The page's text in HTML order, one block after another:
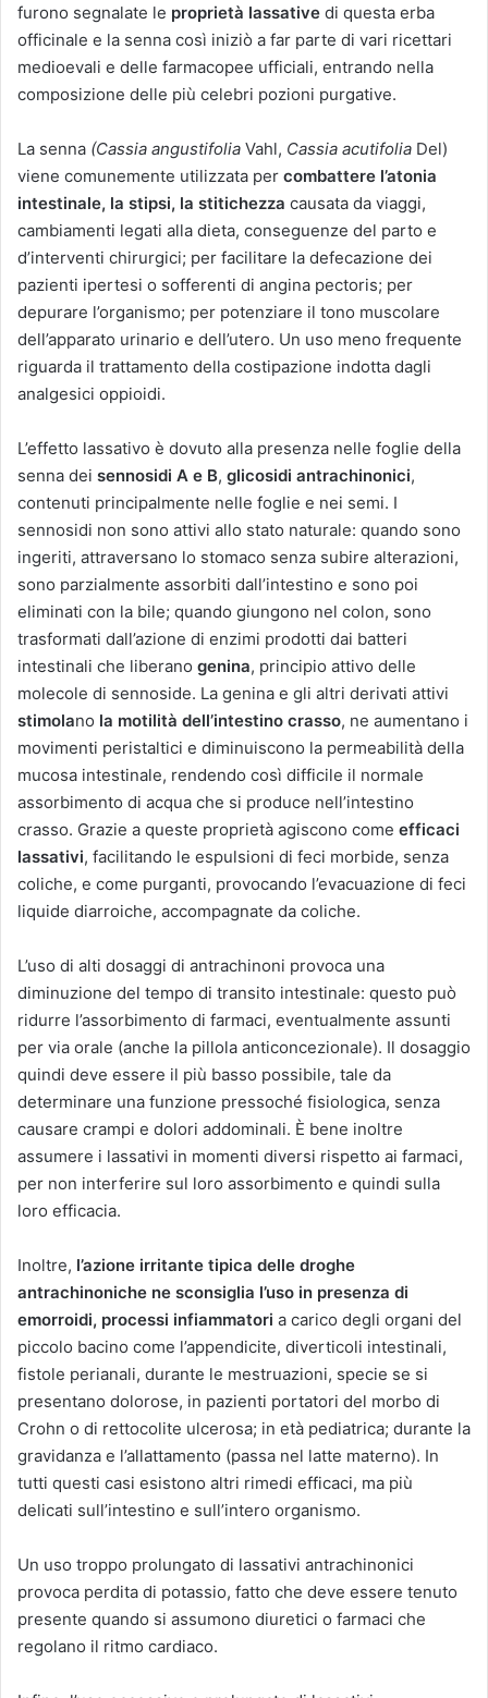
furono segnalate le proprietà lassative di questa erba
officinale e la senna così iniziò a far parte di vari ricettari
medioevali e delle farmacopee ufficiali, entrando nella
composizione delle più celebri pozioni purgative.
La senna (Cassia angustifolia Vahl, Cassia acutifolia Del)
viene comunemente utilizzata per combattere l’atonia
intestinale, la stipsi, la stitichezza causata da viaggi,
cambiamenti legati alla dieta, conseguenze del parto e
d’interventi chirurgici; per facilitare la defecazione dei
pazienti ipertesi o sofferenti di angina pectoris; per
depurare l’organismo; per potenziare il tono muscolare
dell’apparato urinario e dell’utero. Un uso meno frequente
riguarda il trattamento della costipazione indotta dagli
analgesici oppioidi.
L’effetto lassativo è dovuto alla presenza nelle foglie della
senna dei sennosidi A e B, glicosidi antrachinonici,
contenuti principalmente nelle foglie e nei semi. I
sennosidi non sono attivi allo stato naturale: quando sono
ingeriti, attraversano lo stomaco senza subire alterazioni,
sono parzialmente assorbiti dall’intestino e sono poi
eliminati con la bile; quando giungono nel colon, sono
trasformati dall’azione di enzimi prodotti dai batteri
intestinali che liberano genina, principio attivo delle
molecole di sennoside. La genina e gli altri derivati attivi
stimolano la motilità dell’intestino crasso, ne aumentano i
movimenti peristaltici e diminuiscono la permeabilità della
mucosa intestinale, rendendo così difficile il normale
assorbimento di acqua che si produce nell’intestino
crasso. Grazie a queste proprietà agiscono come efficaci
lassativi, facilitando le espulsioni di feci morbide, senza
coliche, e come purganti, provocando l’evacuazione di feci
liquide diarroiche, accompagnate da coliche.
L’uso di alti dosaggi di antrachinoni provoca una
diminuzione del tempo di transito intestinale: questo può
ridurre l’assorbimento di farmaci, eventualmente assunti
per via orale (anche la pillola anticoncezionale). Il dosaggio
quindi deve essere il più basso possibile, tale da
determinare una funzione pressoché fisiologica, senza
causare crampi e dolori addominali. È bene inoltre
assumere i lassativi in momenti diversi rispetto ai farmaci,
per non interferire sul loro assorbimento e quindi sulla
loro efficacia.
Inoltre, l’azione irritante tipica delle droghe
antrachinoniche ne sconsiglia l’uso in presenza di
emorroidi, processi infiammatori a carico degli organi del
piccolo bacino come l’appendicite, diverticoli intestinali,
fistole perianali, durante le mestruazioni, specie se si
presentano dolorose, in pazienti portatori del morbo di
Crohn o di rettocolite ulcerosa; in età pediatrica; durante la
gravidanza e l’allattamento (passa nel latte materno). In
tutti questi casi esistono altri rimedi efficaci, ma più
delicati sull’intestino e sull’intero organismo.
Un uso troppo prolungato di lassativi antrachinonici
provoca perdita di potassio, fatto che deve essere tenuto
presente quando si assumono diuretici o farmaci che
regolano il ritmo cardiaco.